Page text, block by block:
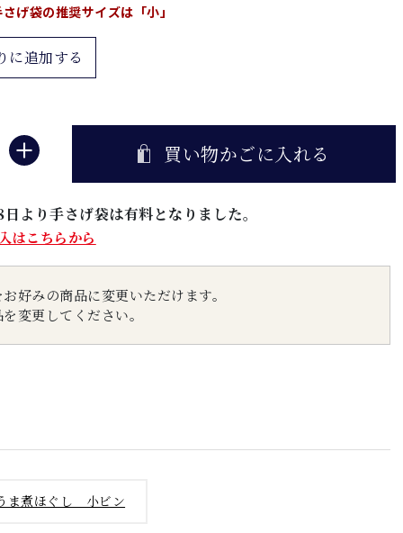
げ袋の推奨サイズは「小」
に追加する
買い物かごに入れる
より手さげ袋は有料となりました。
はこちらから
好みの商品に変更いただけます。
変更してください。
ま煮ほぐし 小ビン